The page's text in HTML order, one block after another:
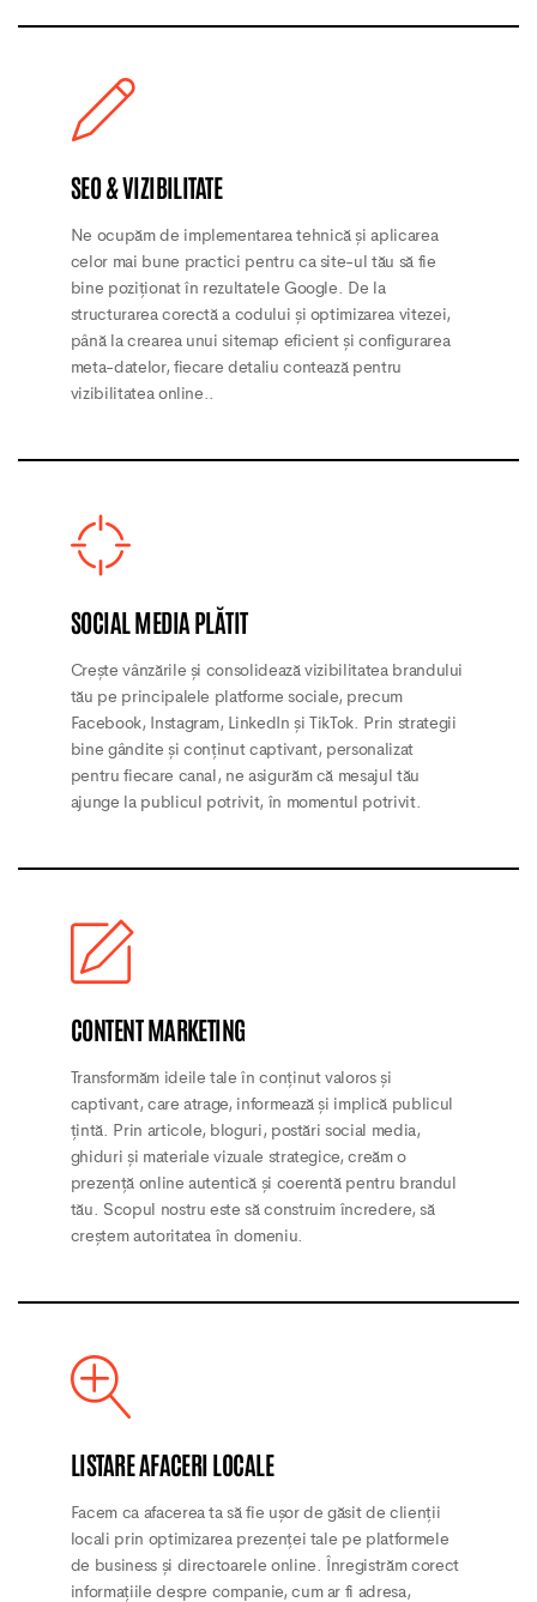
SEO & VIZIBILITATE
Ne ocupăm de implementarea tehnică și aplicarea
celor mai bune practici pentru ca site-ul tău să fie
bine poziționat în rezultatele Google. De la
structurarea corectă a codului și optimizarea vitezei,
până la crearea unui sitemap eficient și configurarea
meta-datelor, fiecare detaliu contează pentru
vizibilitatea online..
SOCIAL MEDIA PLĂTIT
Crește vânzările și consolidează vizibilitatea brandului
tău pe principalele platforme sociale, precum
Facebook, Instagram, LinkedIn și TikTok. Prin strategii
bine gândite și conținut captivant, personalizat
pentru fiecare canal, ne asigurăm că mesajul tău
ajunge la publicul potrivit, în momentul potrivit.
CONTENT MARKETING
Transformăm ideile tale în conținut valoros și
captivant, care atrage, informează și implică publicul
țintă. Prin articole, bloguri, postări social media,
ghiduri și materiale vizuale strategice, creăm o
prezență online autentică și coerentă pentru brandul
tău. Scopul nostru este să construim încredere, să
creștem autoritatea în domeniu.
LISTARE AFACERI LOCALE
Facem ca afacerea ta să fie ușor de găsit de clienții
locali prin optimizarea prezenței tale pe platformele
de business și directoarele online. Înregistrăm corect
informațiile despre companie, cum ar fi adresa,